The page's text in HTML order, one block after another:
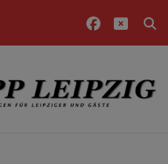
und Gäste